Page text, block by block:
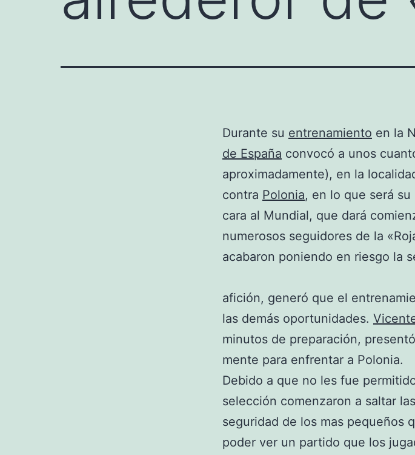
Durante su entrenamiento en la
de España convocó a unos
aproximadamente), en la
contra Polonia, en lo que será
cara al Mundial, que dará
numerosos seguidores de la
acabaron poniendo en riesgo la
afición, generó que el
las demás oportunidades.
minutos de preparación,
mente para enfrentar a Polonia.
Debido a que no les fue
selección comenzaron a saltar
seguridad de los mas pequeños
poder ver un partido que los